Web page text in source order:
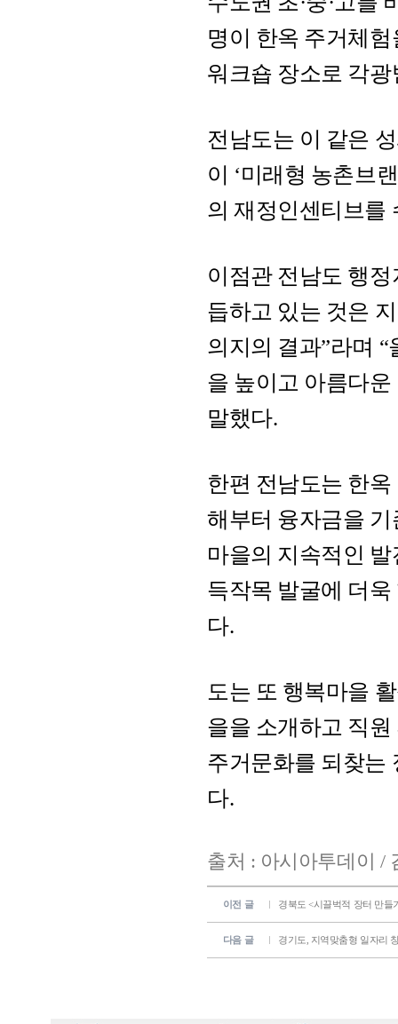
이전 글 경북도 <시끌벅적 장터 만들
다음 글 경기도, 지역맞춤형 일자리
명이 한옥 주거체
워크숍 장소로 각
전남도는 이 같은
이 ‘미래형 농촌브
의 재정인센티브를
이점관 전남도 행
듭하고 있는 것은
의지의 결과”라며
을 높이고 아름다
말했다.
한편 전남도는 한
해부터 융자금을 기
마을의 지속적인
득작목 발굴에 더
다.
도는 또 행복마을
을을 소개하고 직
주거문화를 되찾는
다.
출처 : 아시아투데이 /